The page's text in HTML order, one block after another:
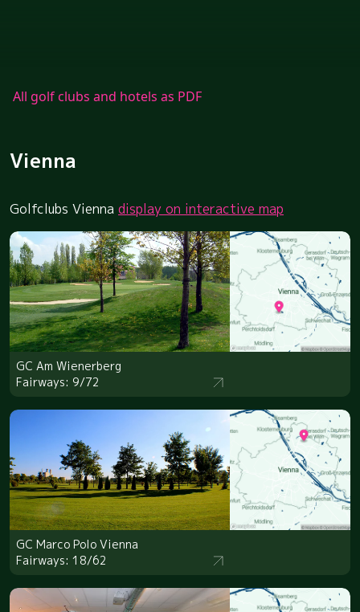
All golf clubs and hotels as PDF
Vienna
Golfclubs Vienna display on interactive map
GC Am Wienerberg
Fairways: 9/72
GC Marco Polo Vienna
Fairways: 18/62